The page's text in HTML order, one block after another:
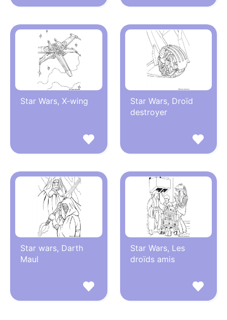
Star Wars, X-wing
Star Wars, Droïd
destroyer
Star wars, Darth
Maul
Star Wars, Les
droïds amis